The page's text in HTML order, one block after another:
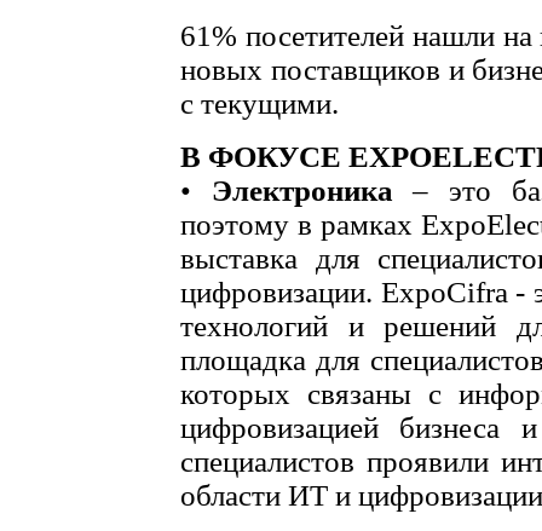
61% посетителей нашли
новых поставщиков и
с текущими.
В ФОКУСЕ
• Электроника – это
поэтому в рамках
выставка для
цифровизации. ExpoCifra -
технологий и решений
площадка для
которых связаны с
цифровизацией бизнеса
специалистов проявили
области ИТ и